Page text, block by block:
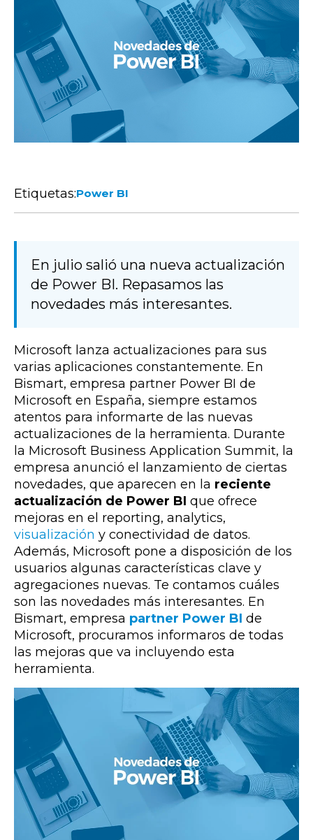
Etiquetas:Power BI
En julio salió una nueva actualización
de Power BI. Repasamos las
novedades más interesantes.
Microsoft lanza actualizaciones para sus
varias aplicaciones constantemente. En
Bismart, empresa partner Power BI de
Microsoft en España, siempre estamos
atentos para informarte de las nuevas
actualizaciones de la herramienta. Durante
la Microsoft Business Application Summit, la
empresa anunció el lanzamiento de ciertas
novedades, que aparecen en la reciente
actualización de Power BI que ofrece
mejoras en el reporting, analytics,
visualización y conectividad de datos.
Además, Microsoft pone a disposición de los
usuarios algunas características clave y
agregaciones nuevas. Te contamos cuáles
son las novedades más interesantes. En
Bismart, empresa partner Power BI de
Microsoft, procuramos informaros de todas
las mejoras que va incluyendo esta
herramienta.